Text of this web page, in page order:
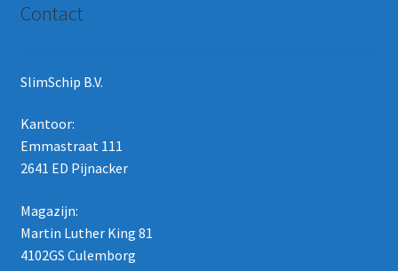
Contact
SlimSchip B.V.
Kantoor:
Emmastraat 111
2641 ED Pijnacker
Magazijn:
Martin Luther King 81
4102GS Culemborg